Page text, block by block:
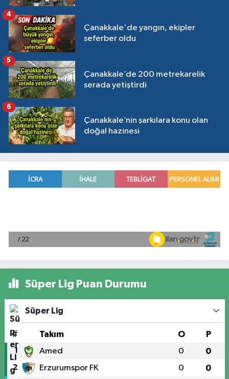
Çanakkale'de yangın, ekipler
seferber oldu
4
Çanakkale’de 200 metrekarelik
serada yetiştirdi
5
Çanakkale’nin şarkılara konu olan
doğal hazinesi
6
Süper Lig Puan Durumu
Süper Lig
# Takım O P
1 Amed 0 0
2 Erzurumspor FK 0 0